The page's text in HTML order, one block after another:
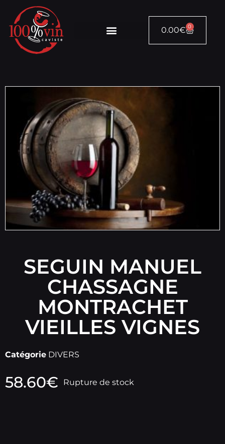
0.00€ 0
SEGUIN MANUEL
CHASSAGNE
MONTRACHET
VIEILLES VIGNES
Catégorie DIVERS
58.60€ Rupture de stock